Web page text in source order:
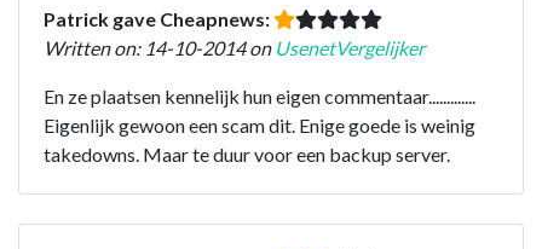
Patrick gave Cheapnews:
Written on: 14-10-2014 on UsenetVergelijker
En ze plaatsen kennelijk hun eigen commentaar.............
Eigenlijk gewoon een scam dit. Enige goede is weinig
takedowns. Maar te duur voor een backup server.